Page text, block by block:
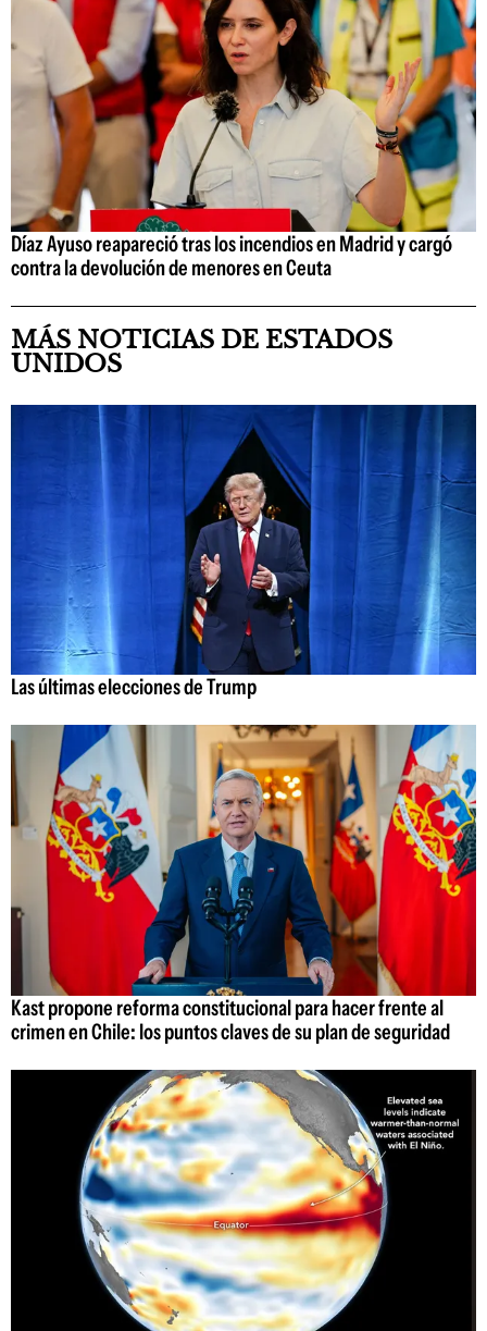
Díaz Ayuso reapareció tras los incendios en Madrid y cargó
contra la devolución de menores en Ceuta
MÁS NOTICIAS DE ESTADOS
UNIDOS
Las últimas elecciones de Trump
Kast propone reforma constitucional para hacer frente al
crimen en Chile: los puntos claves de su plan de seguridad